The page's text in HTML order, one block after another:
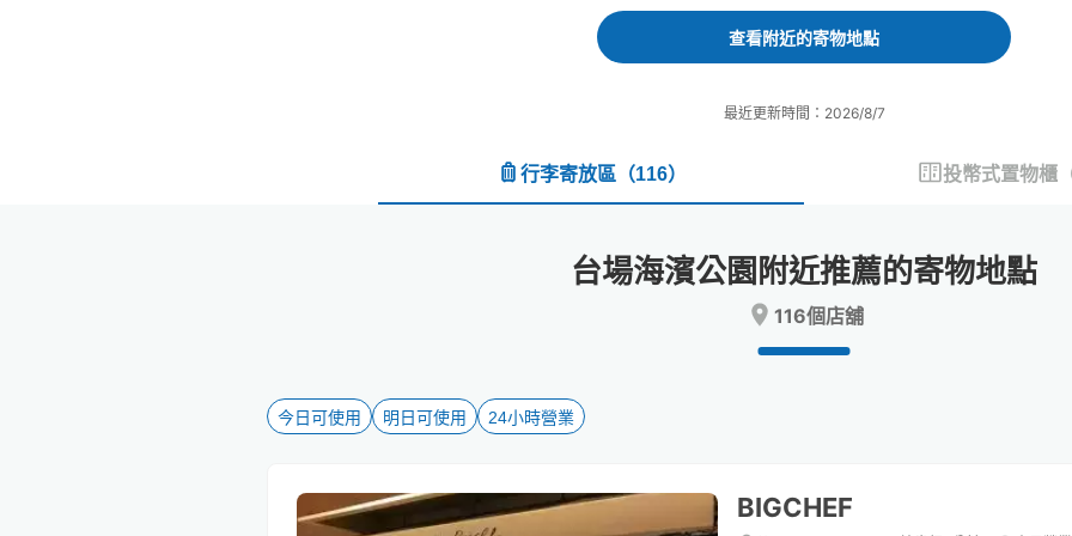
forward
to
the
calendar
select
the
backward
interact
select
the
查看附近的寄物地點
最近更新時間：2026/8/7
行李寄放區 （116） 投幣式置物櫃
台場海濱公園附近推薦的寄物地點
116個店舖
今日可使用 明日可使用 24小時營業
BIGCHEF